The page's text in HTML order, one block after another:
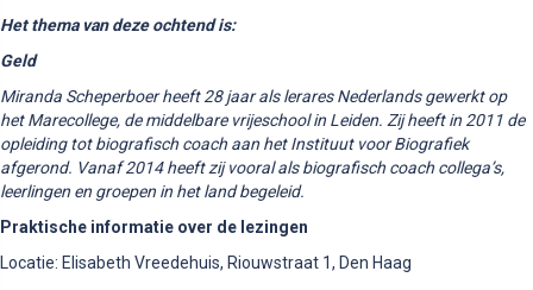
Het thema van deze ochtend is:
Geld
Miranda Scheperboer heeft 28 jaar als lerares Nederlands gewerkt op
het Marecollege, de middelbare vrijeschool in Leiden. Zij heeft in 2011 de
opleiding tot biografisch coach aan het Instituut voor Biografiek
afgerond. Vanaf 2014 heeft zij vooral als biografisch coach collega’s,
leerlingen en groepen in het land begeleid.
Praktische informatie over de lezingen
Locatie: Elisabeth Vreedehuis, Riouwstraat 1, Den Haag